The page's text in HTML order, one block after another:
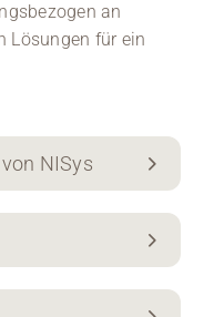
an
Lösungen für ein
NISys